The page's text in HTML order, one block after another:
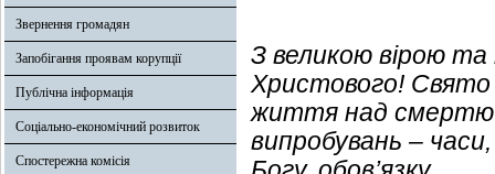
Звернення громадян
Запобігання проявам корупції
Публічна інформація
Соціально-економічний розвиток
Спостережна комісія
З великою вірою та
Христового! Свято
життя над смертю.
випробувань – часи,